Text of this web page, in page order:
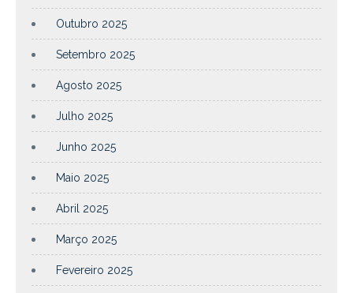
Outubro 2025
Setembro 2025
Agosto 2025
Julho 2025
Junho 2025
Maio 2025
Abril 2025
Março 2025
Fevereiro 2025